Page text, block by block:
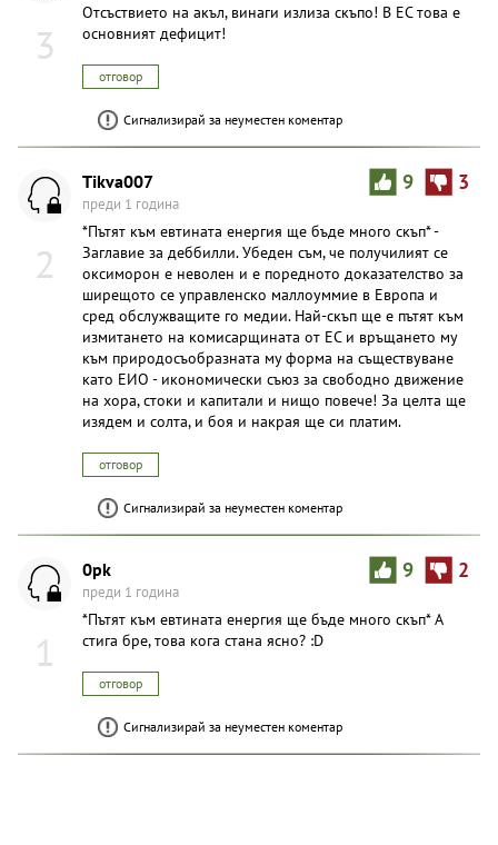
3
Отсъствието на акъл, винаги излиза скъпо! В ЕС това е
основният дефицит!
отговор
Сигнализирай за неуместен коментар
2
9 3
Tikva007
преди 1 година
*Пътят към евтината енергия ще бъде много скъп* -
Заглавие за деббилли. Убеден съм, че получилият се
оксиморон е неволен и е поредното доказателство за
ширещото се управленско маллоуммие в Европа и
сред обслужващите го медии. Най-скъп ще е пътят към
измитането на комисарщината от ЕС и връщането му
към природосъобразната му форма на съществуване
като ЕИО - икономически съюз за свободно движение
на хора, стоки и капитали и нищо повече! За целта ще
изядем и солта, и боя и накрая ще си платим.
отговор
Сигнализирай за неуместен коментар
1
9 2
0pk
преди 1 година
*Пътят към евтината енергия ще бъде много скъп* А
стига бре, това кога стана ясно? :D
отговор
Сигнализирай за неуместен коментар